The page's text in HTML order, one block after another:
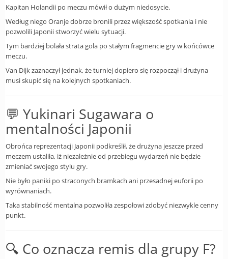
Kapitan Holandii po meczu mówił o dużym niedosycie.
Według niego Oranje dobrze bronili przez większość spotkania i nie
pozwolili Japonii stworzyć wielu sytuacji.
Tym bardziej bolała strata gola po stałym fragmencie gry w końcówce
meczu.
Van Dijk zaznaczył jednak, że turniej dopiero się rozpoczął i drużyna
musi skupić się na kolejnych spotkaniach.
💬 Yukinari Sugawara o
mentalności Japonii
Obrońca reprezentacji Japonii podkreślił, że drużyna jeszcze przed
meczem ustaliła, iż niezależnie od przebiegu wydarzeń nie będzie
zmieniać swojego stylu gry.
Nie było paniki po straconych bramkach ani przesadnej euforii po
wyrównaniach.
Taka stabilność mentalna pozwoliła zespołowi zdobyć niezwykle cenny
punkt.
🔍 Co oznacza remis dla grupy F?